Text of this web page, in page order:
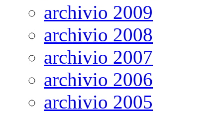
archivio 2009
archivio 2008
archivio 2007
archivio 2006
archivio 2005